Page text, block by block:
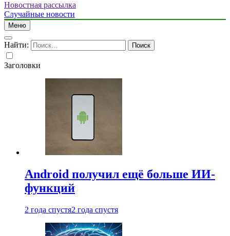
Новостная рассылка
Случайные новости
Меню
Найти:
Заголовки
Android получил ещё больше ИИ-
функций
2 года спустя2 года спустя